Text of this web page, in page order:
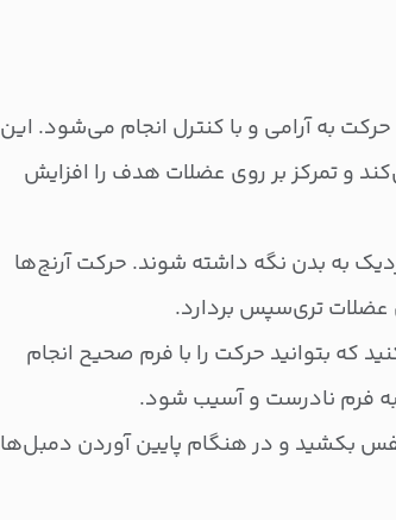
به آرامی و با کنترل انجام می‌شود. این
و تمرکز بر روی عضلات هدف را افزایش
به بدن نگه داشته شوند. حرکت آرنج‌ها
عضلات تری‌سپس بردارد.
که بتوانید حرکت را با فرم صحیح انجام
فرم نادرست و آسیب شود.
بکشید و در هنگام پایین آوردن دمبل‌ها